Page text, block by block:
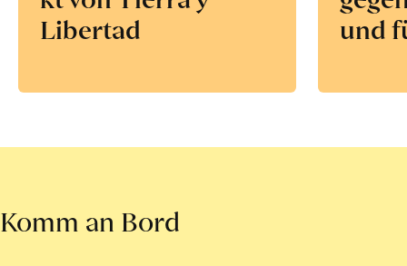
Libertad
und
Komm an Bord